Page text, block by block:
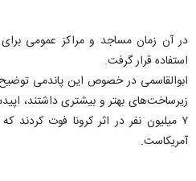
در آن زمان مساجد و مراکز عمومی برای
استفاده قرار گرفت.
ابوالقاسمی‌ در خصوص این پاندمی
زیرساخت‌های بهتر و بیشتری داشتند،
آمریکاست.